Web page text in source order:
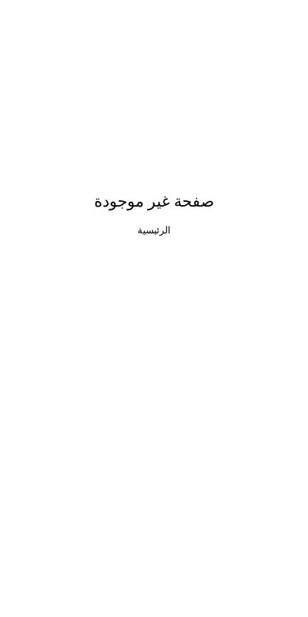
صفحة غير موجودة
الرئيسية